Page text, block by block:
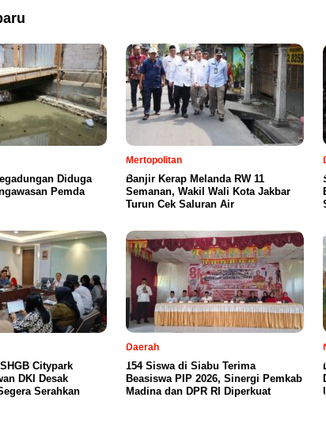
Diduga
Pemda
Mertopolitan
Banjir Kerap Melanda RW 11
Semanan, Wakil Wali Kota Jakbar
Turun Cek Saluran Air
Citypark
DKI Desak
Serahkan
Daerah
154 Siswa di Siabu Terima
Beasiswa PIP 2026, Sinergi Pemkab
Madina dan DPR RI Diperkuat